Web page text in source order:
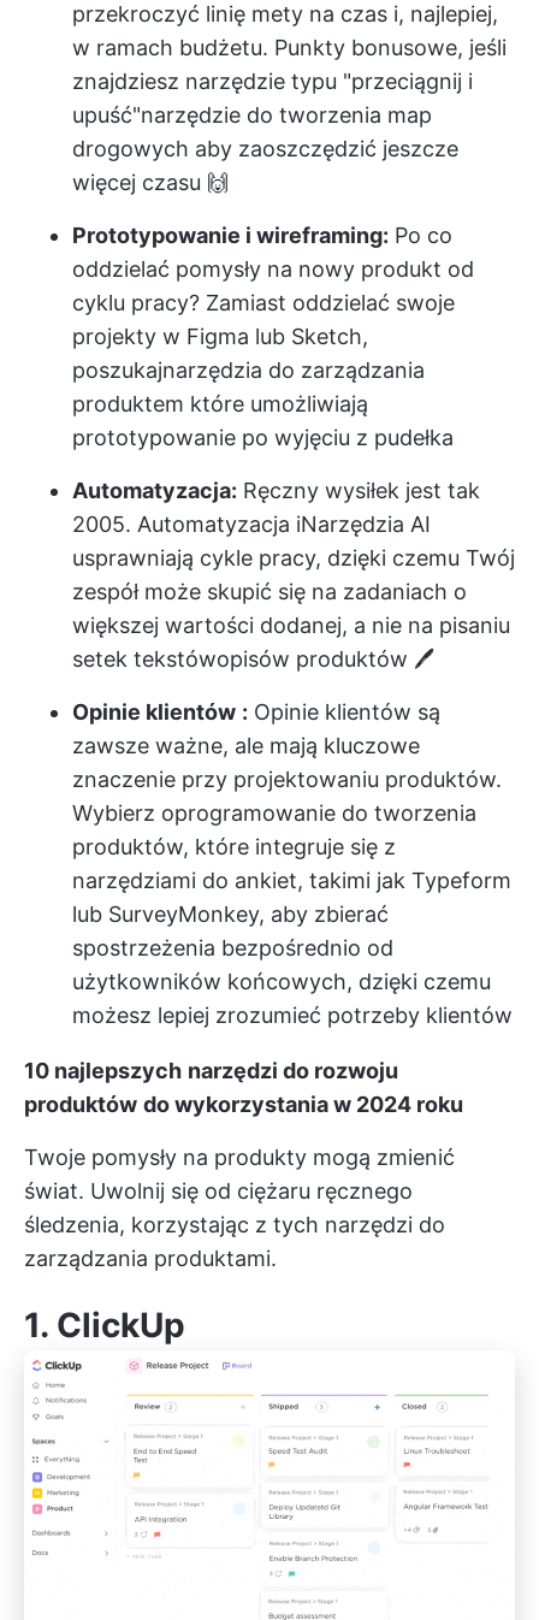
przekroczyć linię mety na czas i, najlepiej,
w ramach budżetu. Punkty bonusowe, jeśli
znajdziesz narzędzie typu "przeciągnij i
upuść"narzędzie do tworzenia map
drogowych aby zaoszczędzić jeszcze
więcej czasu 🙌
Prototypowanie i wireframing: Po co
oddzielać pomysły na nowy produkt od
cyklu pracy? Zamiast oddzielać swoje
projekty w Figma lub Sketch,
poszukajnarzędzia do zarządzania
produktem które umożliwiają
prototypowanie po wyjęciu z pudełka
Automatyzacja: Ręczny wysiłek jest tak
2005. Automatyzacja iNarzędzia AI
usprawniają cykle pracy, dzięki czemu Twój
zespół może skupić się na zadaniach o
większej wartości dodanej, a nie na pisaniu
setek tekstówopisów produktów 🖊️
Opinie klientów : Opinie klientów są
zawsze ważne, ale mają kluczowe
znaczenie przy projektowaniu produktów.
Wybierz oprogramowanie do tworzenia
produktów, które integruje się z
narzędziami do ankiet, takimi jak Typeform
lub SurveyMonkey, aby zbierać
spostrzeżenia bezpośrednio od
użytkowników końcowych, dzięki czemu
możesz lepiej zrozumieć potrzeby klientów
10 najlepszych narzędzi do rozwoju
produktów do wykorzystania w 2024 roku
Twoje pomysły na produkty mogą zmienić
świat. Uwolnij się od ciężaru ręcznego
śledzenia, korzystając z tych narzędzi do
zarządzania produktami.
1. ClickUp